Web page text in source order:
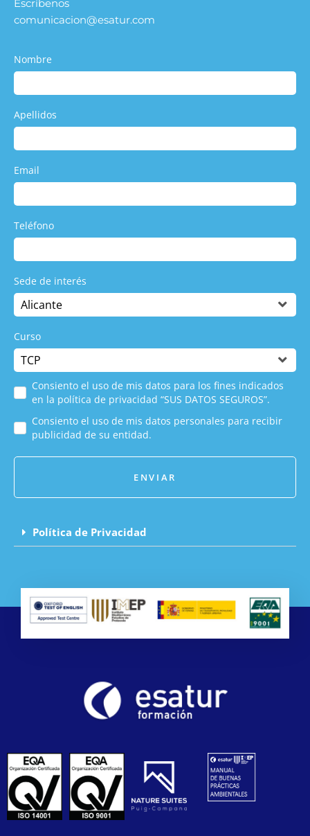
Escríbenos
comunicacion@esatur.com
Nombre
Apellidos
Email
Teléfono
Sede de interés
Curso
Consiento el uso de mis datos para los fines indicados
en la política de privacidad “SUS DATOS SEGUROS”.
Consiento el uso de mis datos personales para recibir
publicidad de su entidad.
ENVIAR
Política de Privacidad